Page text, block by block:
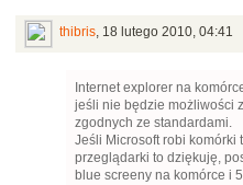
thibris, 18 lutego 2010, 04:41
Internet explorer na
jeśli nie będzie możliwości
zgodnych ze standardami.
Jeśli Microsoft robi komórki
przeglądarki to dziękuję,
blue screeny na komórce i